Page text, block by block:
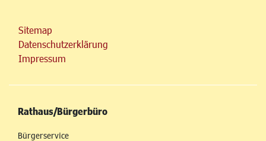
Sitemap
Datenschutzerklärung
Impressum
Rathaus/Bürgerbüro
Bürgerservice